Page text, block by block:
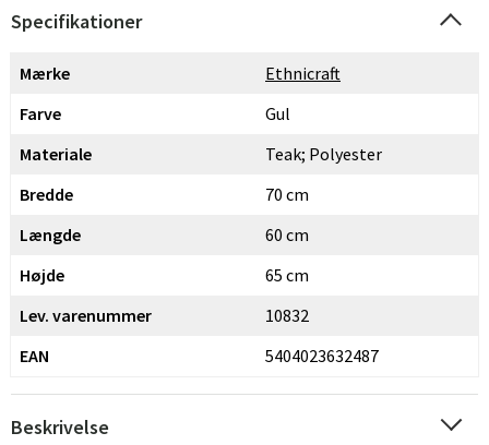
Specifikationer
Mærke
Ethnicraft
Farve
Gul
Materiale
Teak; Polyester
Bredde
70 cm
Længde
60 cm
Højde
65 cm
Lev. varenummer
10832
EAN
5404023632487
Beskrivelse